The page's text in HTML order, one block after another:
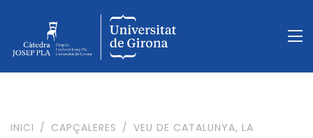
INICI CAPÇALERES
VEU DE CATALUNYA, LA